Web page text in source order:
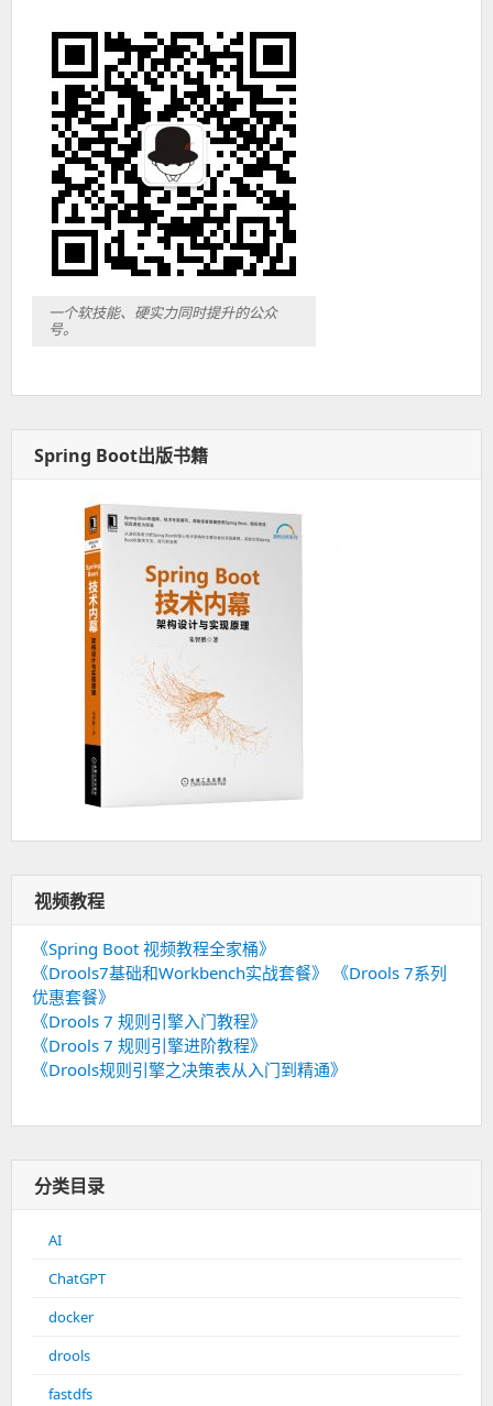
一个软技能、硬实力同时提升的公众
号。
Spring Boot出版书籍
视频教程
《Spring Boot 视频教程全家桶》
《Drools7基础和Workbench实战套餐》
《Drools 7系列
优惠套餐》
《Drools 7 规则引擎入门教程》
《Drools 7 规则引擎进阶教程》
《Drools规则引擎之决策表从入门到精通》
分类目录
AI
ChatGPT
docker
drools
fastdfs